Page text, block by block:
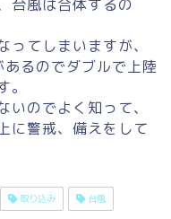
台風は合体するの
てしまいますが、
るのでダブルで上陸
のでよく知って、
に警戒、備えをして
取り込み 台風